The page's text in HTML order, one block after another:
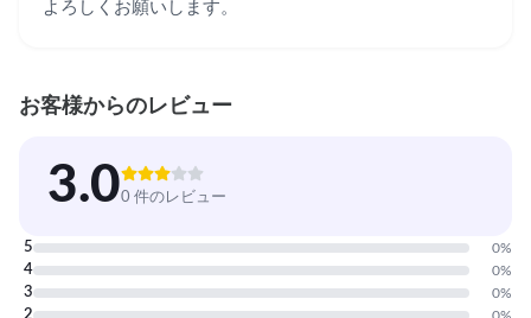
よろしくお願いします。
お客様からのレビュー
3.00 件のレビュー
5 0%
4 0%
3 0%
0%